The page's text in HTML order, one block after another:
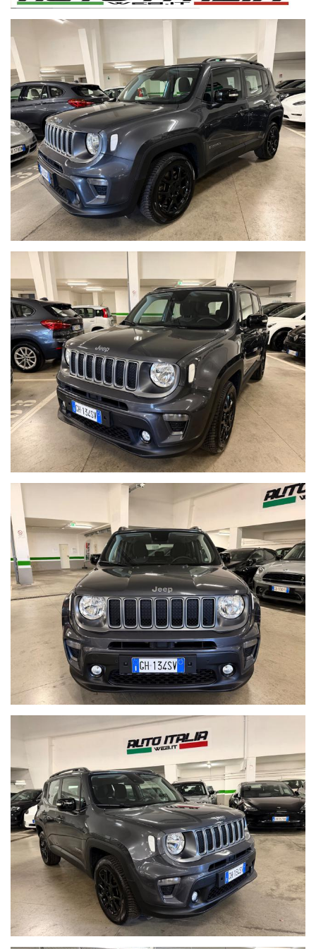
APPLE CARPLAY E ANDROID AUTO
SPECCHI ELETTRICI
CLIMATIZZATORE
FENDINEBBIA
VOLANTE MULTIFUNZIONE
CARICABATT DOMESTICO
Nota bene:La dotazione tecnica e gli accessori indicati nella
presente scheda potrebbero non coincidere con l’effettivo
equipaggiamento del veicolo
a causa della non uniformità dei dati pubblicati dai diversi portali.
Ci scusiamo per l’inconveniente e vi invitiamo a verificare le
AUTO ITALIA WEB S.r.l. declina ogni responsabilità per eventuali
involontarie incongruenze, che non rappresentano in alcun modo
un impegno contrattuale.